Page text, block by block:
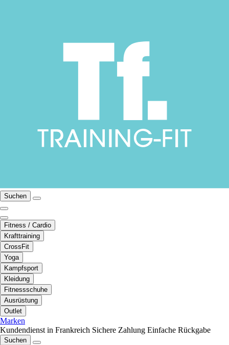
Suchen
Fitness / Cardio
Krafttraining
CrossFit
Yoga
Kampfsport
Kleidung
Fitnessschuhe
Ausrüstung
Outlet
Marken
Kundendienst in Frankreich Sichere Zahlung Einfache Rückgabe
Suchen